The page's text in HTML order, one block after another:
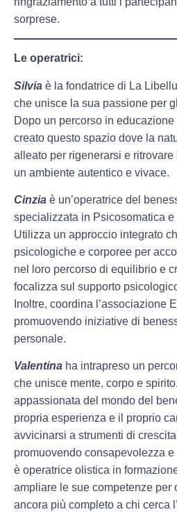
sorprese.
Le operatrici:
Silvia è la fondatrice di La
che unisce la sua passione per
Dopo un percorso in
creato questo spazio dove la
alleato per rigenerarsi e
un ambiente autentico e vivace.
Cinzia è un’operatrice del
specializzata in Psicosomatica
Utilizza un approccio integrato
psicologiche e corporee per
nel loro percorso di equilibrio e
focalizza sul supporto
Inoltre, coordina l’associazione
promuovendo iniziative di
personale.
Valentina ha intrapreso un
che unisce mente, corpo e
appassionata del mondo del
propria esperienza e il proprio
avvicinarsi a strumenti di
promuovendo consapevolezza
è operatrice olistica in
ampliare le sue competenze per
ancora più completo a chi cerca